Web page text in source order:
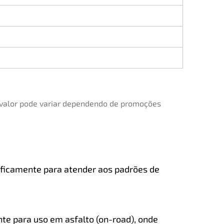
pode variar dependendo de promoções
para atender aos padrões de
para uso em asfalto (on-road), onde